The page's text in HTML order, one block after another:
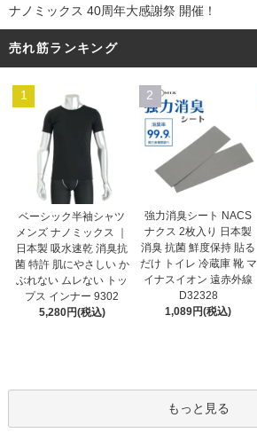
ナノミックス 40周年大感謝祭 開催！
売れ筋ランキング
1
ベーシック半袖シャツ
メンズ ナノミックス ｜
日本製 吸水速乾 消臭抗
菌 特許 肌にやさしい か
ぶれない ムレない トッ
プス インナー 9302
5,280円(税込)
2
強力消臭シート NACS
ナクス 2枚入り 日本製
消臭 抗菌 鮮度保持 貼る
だけ トイレ 冷蔵庫 靴 マ
イナスイオン 遠赤外線
D32328
1,089円(税込)
もっと見る